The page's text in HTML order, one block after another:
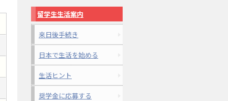
留学生生活案内
来日後手続き
日本で生活を始める
生活ヒント
奨学金に応募する